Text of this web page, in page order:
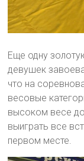
Еще одну
девушек
что на
весовые
высоком весе
выиграть все
первом месте.